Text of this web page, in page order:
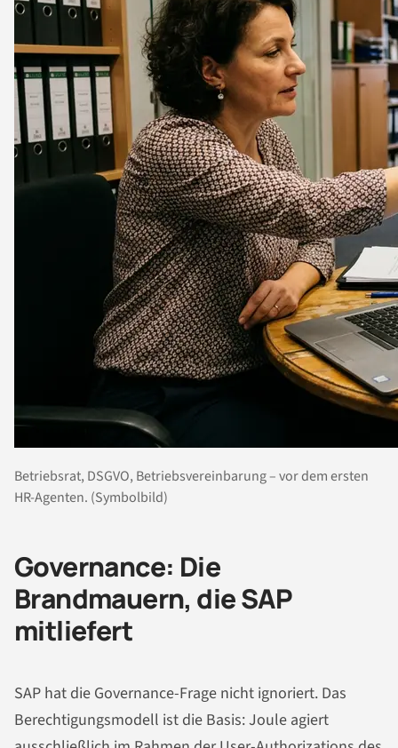
Betriebsrat, DSGVO, Betriebsvereinbarung – vor dem ersten
HR-Agenten. (Symbolbild)
Governance: Die
Brandmauern, die SAP
mitliefert
SAP hat die Governance-Frage nicht ignoriert. Das
Berechtigungsmodell ist die Basis: Joule agiert